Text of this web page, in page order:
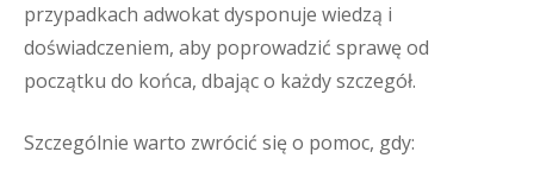
przypadkach adwokat dysponuje wiedzą i
doświadczeniem, aby poprowadzić sprawę od
początku do końca, dbając o każdy szczegół.
Szczególnie warto zwrócić się o pomoc, gdy: